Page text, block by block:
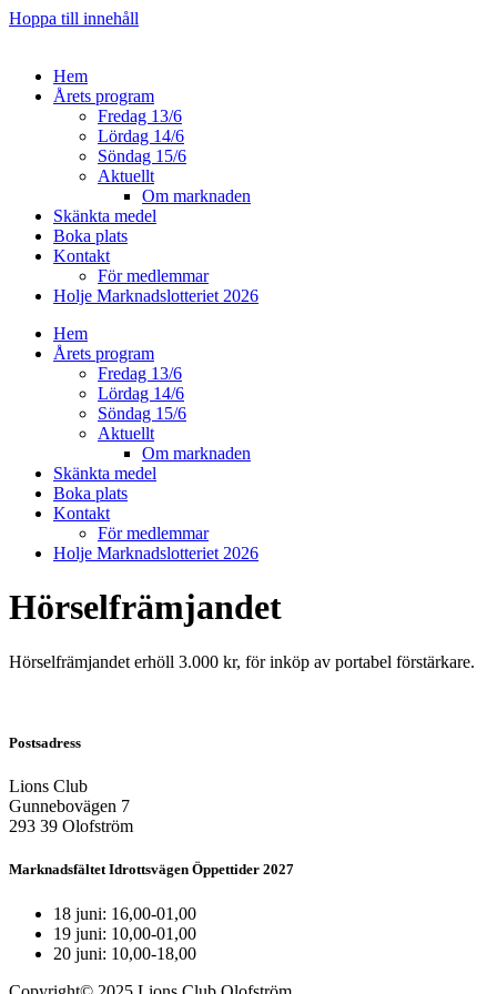
Hoppa till innehåll
Hem
Årets program
Fredag 13/6
Lördag 14/6
Söndag 15/6
Aktuellt
Om marknaden
Skänkta medel
Boka plats
Kontakt
För medlemmar
Holje Marknadslotteriet 2026
Hem
Årets program
Fredag 13/6
Lördag 14/6
Söndag 15/6
Aktuellt
Om marknaden
Skänkta medel
Boka plats
Kontakt
För medlemmar
Holje Marknadslotteriet 2026
Hörselfrämjandet
Hörselfrämjandet erhöll 3.000 kr, för inköp av portabel förstärkare.
Postsadress
Lions Club
Gunnebovägen 7
293 39 Olofström
Marknadsfältet Idrottsvägen Öppettider 2027
18 juni: 16,00-01,00
19 juni: 10,00-01,00
20 juni: 10,00-18,00